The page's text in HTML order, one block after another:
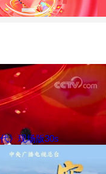
》现场版30s